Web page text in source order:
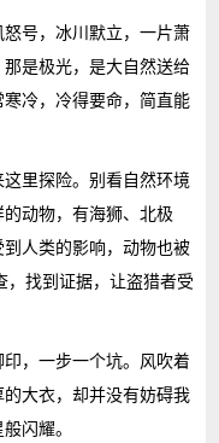
号，冰川默立，一片萧
是极光，是大自然送给
冷，冷得要命，简直能
里探险。别看自然环境
动物，有海狮、北极
人类的影响，动物也被
，找到证据，让盗猎者受
，一步一个坑。风吹着
大衣，却并没有妨碍我
闪耀。